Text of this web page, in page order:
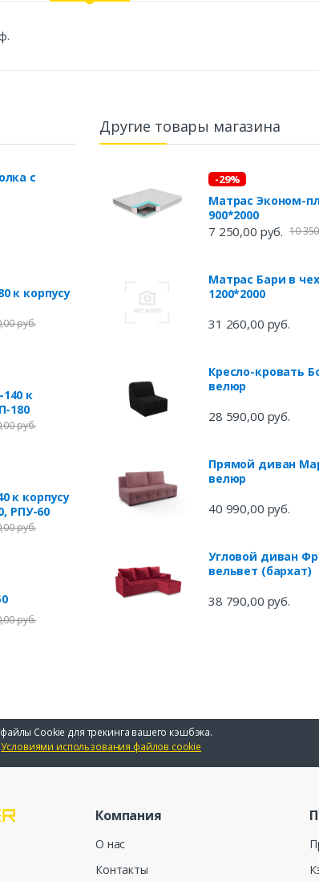
с
к корпусу
руб.
к
180
руб.
к корпусу
РПУ-60
руб.
руб.
Другие товары магазина
-29%
Матрас Эконом-
900*2000
7 250,00 руб. 10
Матрас Бари в
1200*2000
31 260,00 руб.
Кресло-кровать
велюр
28 590,00 руб.
Прямой диван
велюр
40 990,00 руб.
Угловой диван
вельвет (бархат)
38 790,00 руб.
Cookie для трекинга вашего кэшбэка.
Условиями использования файлов cookie
Компания
О нас
Контакты